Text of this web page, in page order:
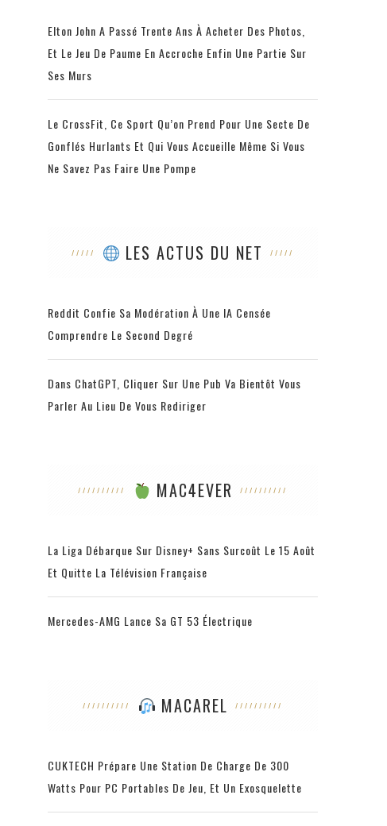
Elton John A Passé Trente Ans À Acheter Des Photos,
Et Le Jeu De Paume En Accroche Enfin Une Partie Sur
Ses Murs
Le CrossFit, Ce Sport Qu’on Prend Pour Une Secte De
Gonflés Hurlants Et Qui Vous Accueille Même Si Vous
Ne Savez Pas Faire Une Pompe
LES ACTUS DU NET
Reddit Confie Sa Modération À Une IA Censée
Comprendre Le Second Degré
Dans ChatGPT, Cliquer Sur Une Pub Va Bientôt Vous
Parler Au Lieu De Vous Rediriger
MAC4EVER
La Liga Débarque Sur Disney+ Sans Surcoût Le 15 Août
Et Quitte La Télévision Française
Mercedes-AMG Lance Sa GT 53 Électrique
MACAREL
CUKTECH Prépare Une Station De Charge De 300
Watts Pour PC Portables De Jeu, Et Un Exosquelette